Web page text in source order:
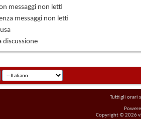
messaggi non letti
messaggi non letti
discussione
Tutti gli orari
Copyright © 2026